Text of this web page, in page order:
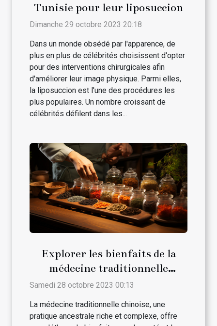
Tunisie pour leur liposuccion
Dimanche 29 octobre 2023 20:18
Dans un monde obsédé par l'apparence, de
plus en plus de célébrités choisissent d'opter
pour des interventions chirurgicales afin
d'améliorer leur image physique. Parmi elles,
la liposuccion est l'une des procédures les
plus populaires. Un nombre croissant de
célébrités défilent dans les...
Explorer les bienfaits de la
médecine traditionnelle
chinoise
Samedi 28 octobre 2023 00:13
La médecine traditionnelle chinoise, une
pratique ancestrale riche et complexe, offre